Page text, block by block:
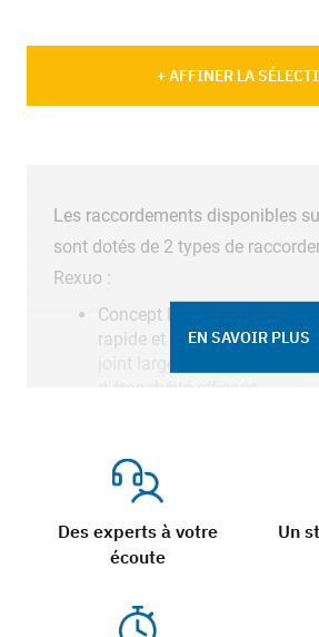
+ AFFINER LA
EN SAVOIR PLUS
Les raccordements disponibles
sont dotés de 2 types de
Rexuo :
Concept Rexuo : qui permet
rapide et une performance
d’étanchéité efficace.
système. La mise en
rapidement et facilement
Avantages de
de prise en
Des experts à votre
écoute
Un